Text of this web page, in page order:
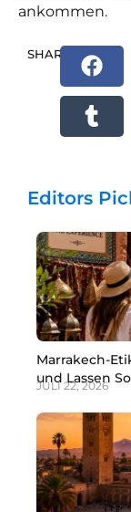
ankommen.
SHARE.
Editors
Marrakech-
und Lassen
JULI 22, 2026